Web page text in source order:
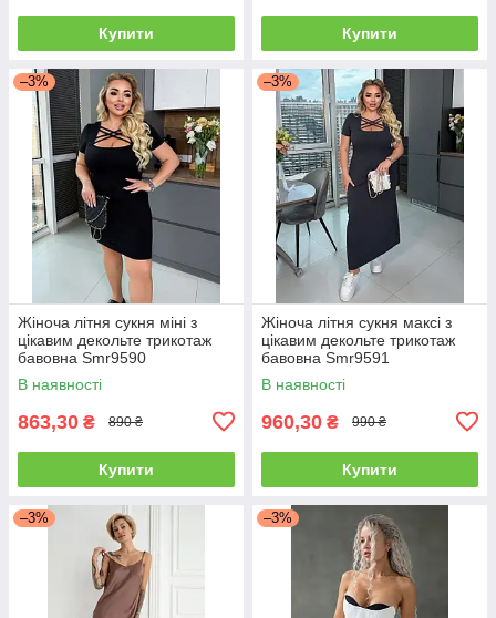
Купити Купити
–3%
Жіноча літня сукня міні з
цікавим декольте трикотаж
бавовна Smr9590
В наявності
863,30 ₴ 890 ₴
Купити
–3%
Жіноча літня сукня максі з
цікавим декольте трикотаж
бавовна Smr9591
В наявності
960,30 ₴ 990 ₴
Купити
–3% –3%